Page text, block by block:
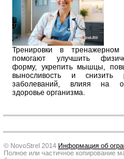
Тренировки в тренажерном
помогают улучшить
форму, укрепить мышцы,
выносливость и снизить
заболеваний, влияя на
здоровье организма.
© NovoStrel 2014 Информация об
Полное или частичное копирование